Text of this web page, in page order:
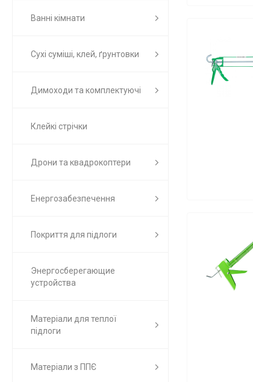
Ванні кімнати
Сухі суміші, клей, ґрунтовки
Димоходи та комплектуючі
Клейкі стрічки
Дрони та квадрокоптери
Енергозабезпечення
Покриття для підлоги
Энергосберегающие
устройства
Матеріали для теплої
підлоги
Матеріали з ППЄ